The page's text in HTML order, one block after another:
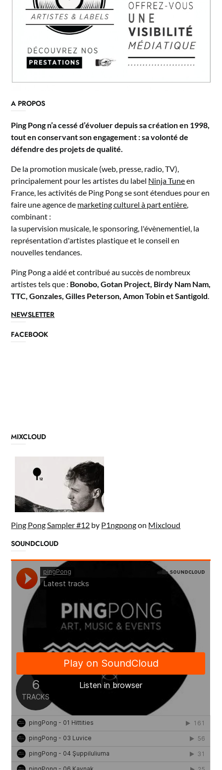
A PROPOS
Ping Pong n’a cessé d’évoluer depuis sa création en 1998,
tout en conservant son engagement : sa volonté de
défendre des projets de qualité.
De la promotion musicale (web, presse, radio, TV),
principalement pour les artistes du label Ninja Tuneen
France, les activités de Ping Pong se sont étendues pour en
faire une agence de marketing culturel à part entière
combinant :
la supervision musicale, le sponsoring, l'évènementiel, la
représentation d'artistes plastique et le conseil en
nouvelles tendances.
Ping Pong a aidé et contribué au succès de nombreux
artistes tels que : Bonobo, Gotan Project, Birdy Nam Nam,
TTC, Gonzales, Gilles Peterson, Amon Tobin et Santigold
NEWSLETTER
FACEBOOK
MIXCLOUD
Ping Pong Sampler #12 by P1ngpongon Mixcloud
SOUNDCLOUD